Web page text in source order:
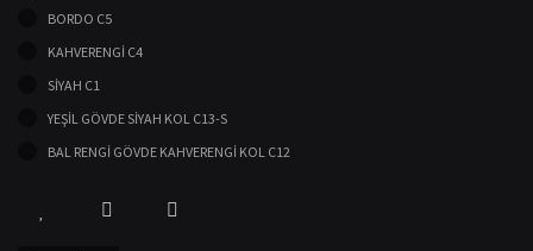
BORDO C5
KAHVERENGİ C4
SİYAH C1
YEŞİL GÖVDE SİYAH KOL C13-S
BAL RENGİ GÖVDE KAHVERENGİ KOL C12